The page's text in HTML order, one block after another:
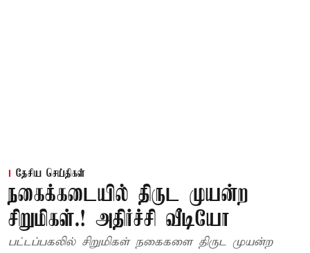
தேசிய செய்திகள்
நகைக்கடையில் திருட முயன்ற
சிறுமிகள்.! அதிர்ச்சி வீடியோ
பட்டப்பகலில் சிறுமிகள் நகைகளை திருட முயன்ற